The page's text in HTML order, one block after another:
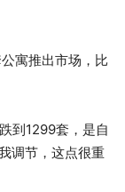
寓推出市场，比
到1299套，是自
调节，这点很重